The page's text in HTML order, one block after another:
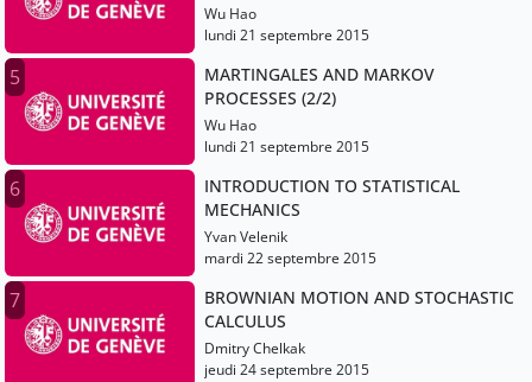
Wu Hao
lundi 21 septembre 2015
5
MARTINGALES AND MARKOV
PROCESSES (2/2)
Wu Hao
lundi 21 septembre 2015
6
INTRODUCTION TO STATISTICAL
MECHANICS
Yvan Velenik
mardi 22 septembre 2015
7
BROWNIAN MOTION AND STOCHASTIC
CALCULUS
Dmitry Chelkak
jeudi 24 septembre 2015